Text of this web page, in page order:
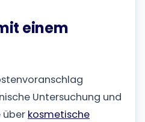
einem
Untersuchung und
über kosmetische